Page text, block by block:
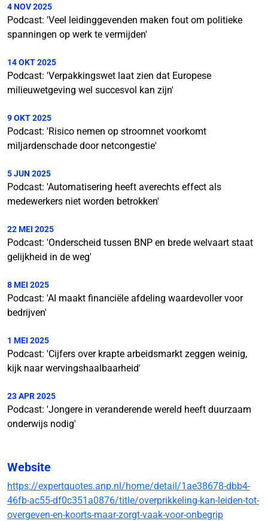
4 NOV 2025
Podcast: 'Veel leidinggevenden maken fout om politieke
spanningen op werk te vermijden'
14 OKT 2025
Podcast: 'Verpakkingswet laat zien dat Europese
milieuwetgeving wel succesvol kan zijn'
9 OKT 2025
Podcast: 'Risico nemen op stroomnet voorkomt
miljardenschade door netcongestie'
5 JUN 2025
Podcast: 'Automatisering heeft averechts effect als
medewerkers niet worden betrokken'
22 MEI 2025
Podcast: 'Onderscheid tussen BNP en brede welvaart staat
gelijkheid in de weg'
8 MEI 2025
Podcast: 'AI maakt financiële afdeling waardevoller voor
bedrijven'
1 MEI 2025
Podcast: 'Cijfers over krapte arbeidsmarkt zeggen weinig,
kijk naar wervingshaalbaarheid'
23 APR 2025
Podcast: 'Jongere in veranderende wereld heeft duurzaam
onderwijs nodig'
Website
https://expertquotes.anp.nl/home/detail/1ae38678-dbb4-
46fb-ac55-df0c351a0876/title/overprikkeling-kan-leiden-tot-
overgeven-en-koorts-maar-zorgt-vaak-voor-onbegrip